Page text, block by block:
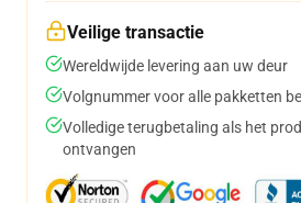
Veilige transactie
Wereldwijde levering aan uw deur
Volgnummer voor alle pakketten
Volledige terugbetaling als het
ontvangen